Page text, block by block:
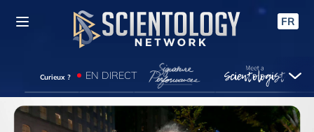
FR
Curieux ? EN DIRECT